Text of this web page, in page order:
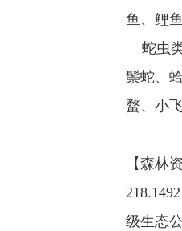
鱼、鲤
蛇虫类
鬃蛇、
蝥、小
【森林
级生态